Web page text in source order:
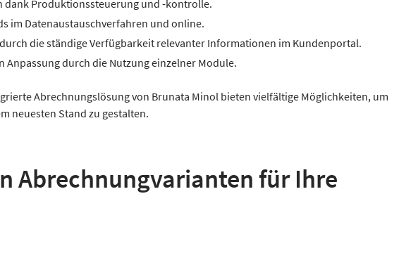
dank Produktionssteuerung und -kontrolle.
im Datenaustauschverfahren und online.
die ständige Verfügbarkeit relevanter Informationen im Kundenportal.
durch die Nutzung einzelner Module.
Abrechnungslösung von Brunata Minol bieten vielfältige Möglichkeiten, um
neuesten Stand zu gestalten.
Abrechnungvarianten für Ihre